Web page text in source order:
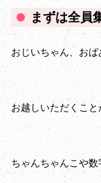
まずは全員
おじいちゃん、お
お越しいただくこ
ちゃんちゃんこや数